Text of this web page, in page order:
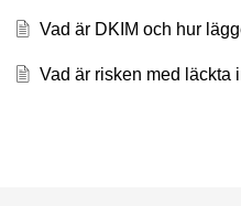
Vad är DKIM och hur
Vad är risken med läckta